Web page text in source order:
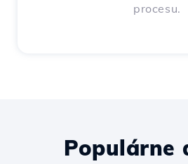
procesu.
Populárne